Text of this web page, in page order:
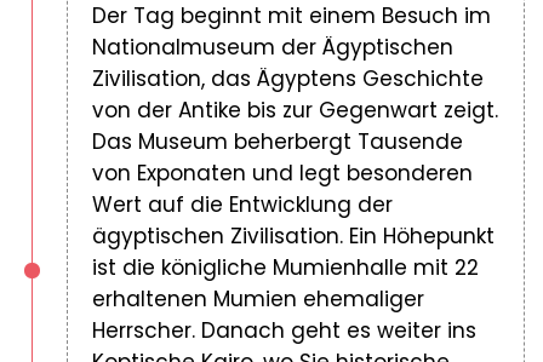
Der Tag beginnt mit einem Besuch im
Nationalmuseum der Ägyptischen
Zivilisation, das Ägyptens Geschichte
von der Antike bis zur Gegenwart zeigt.
Das Museum beherbergt Tausende
von Exponaten und legt besonderen
Wert auf die Entwicklung der
ägyptischen Zivilisation. Ein Höhepunkt
ist die königliche Mumienhalle mit 22
erhaltenen Mumien ehemaliger
Herrscher. Danach geht es weiter ins